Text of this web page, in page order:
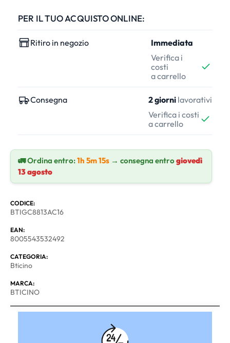
PER IL TUO ACQUISTO ONLINE:
Ritiro in negozio
Immediata
Verifica i
costi
a carrello
Consegna 2 giorni lavorativi
Verifica i costi
a carrello
🚛 Ordina entro:1h 5m 14s → consegna entrogiovedì
13 agosto
CODICE:
BTIGC8813AC16
EAN:
8005543532492
CATEGORIA:
Bticino
MARCA:
BTICINO